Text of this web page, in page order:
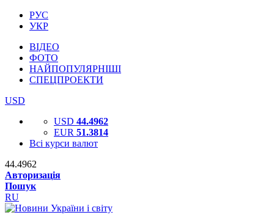
РУС
УКР
ВІДЕО
ФОТО
НАЙПОПУЛЯРНІШІ
СПЕЦПРОЕКТИ
USD
USD 44.4962
EUR 51.3814
Всі курси валют
44.4962
Авторизація
Пошук
RU